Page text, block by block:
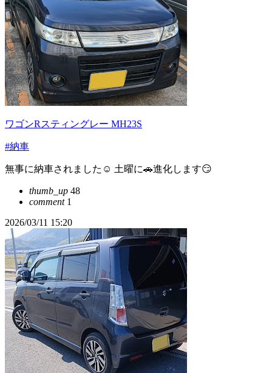
ワゴンRスティングレー MH23S
#納車
無事に納車されました☺ 土曜に🚗進化します😏
thumb_up 48
comment1
2026/03/11 15:20